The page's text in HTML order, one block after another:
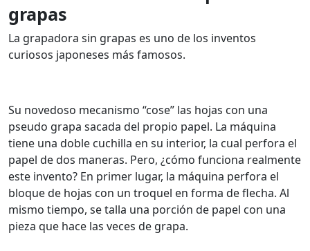
grapas
La grapadora sin grapas es uno de los inventos
curiosos japoneses más famosos.
Su novedoso mecanismo “cose” las hojas con una
pseudo grapa sacada del propio papel. La máquina
tiene una doble cuchilla en su interior, la cual perfora el
papel de dos maneras. Pero, ¿cómo funciona realmente
este invento? En primer lugar, la máquina perfora el
bloque de hojas con un troquel en forma de flecha. Al
mismo tiempo, se talla una porción de papel con una
pieza que hace las veces de grapa.